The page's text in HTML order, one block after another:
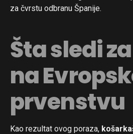
za čvrstu odbranu Španije.
Šta sledi
na
prvenstvu
Kao rezultat ovog poraza,